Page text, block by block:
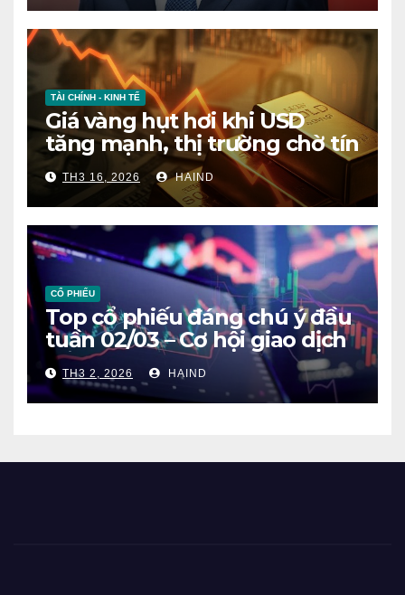
TÀI CHÍNH - KINH TẾ
Giá vàng hụt hơi khi USD
tăng mạnh, thị trường chờ tín
hiệu mới
TH3 16, 2026 HAIND
CỔ PHIẾU
Top cổ phiếu đáng chú ý đầu
tuần 02/03 – Cơ hội giao dịch
nổi bật trên thị trường chứng
khoán
TH3 2, 2026 HAIND